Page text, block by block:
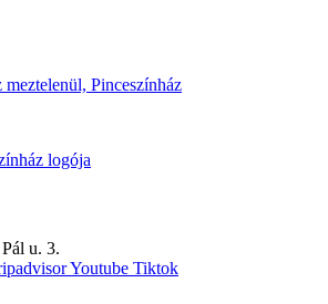
u. 3.
Youtube Tiktok